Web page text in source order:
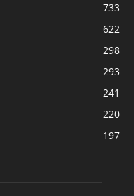
733
622
298
293
241
220
197